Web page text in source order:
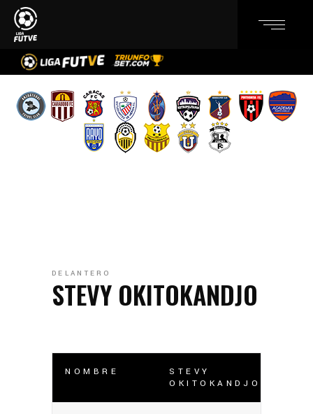
DELANTERO
STEVY OKITOKANDJO
NOMBRE
STEVY
OKITOKANDJO